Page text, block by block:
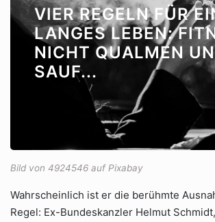
VIER REGELN FÜR
LANGES LEBEN:
NICHT QUALMEN
SAUF...
Bild von 4924546 auf Pixabay
Wahrscheinlich ist er die berühmte
Regel: Ex-Bundeskanzler Helmut